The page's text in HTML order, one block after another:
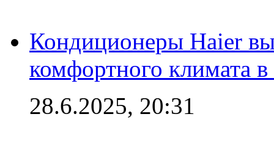
Кондиционеры Haier
комфортного климата
28.6.2025, 20:31